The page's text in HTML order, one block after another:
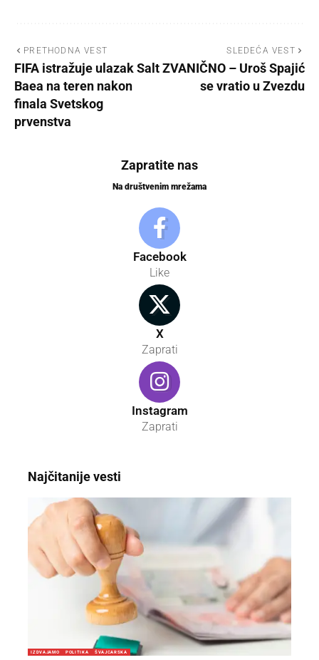
PRETHODNA VEST
FIFA istražuje ulazak Salt
Baea na teren nakon
finala Svetskog
prvenstva
SLEDEĆA VEST
ZVANIČNO – Uroš Spajić
se vratio u Zvezdu
Zapratite nas
Na društvenim mrežama
Facebook
Like
X
Zaprati
Instagram
Zaprati
Najčitanije vesti
IZDVAJAMO POLITIKA ŠVAJCARSKA